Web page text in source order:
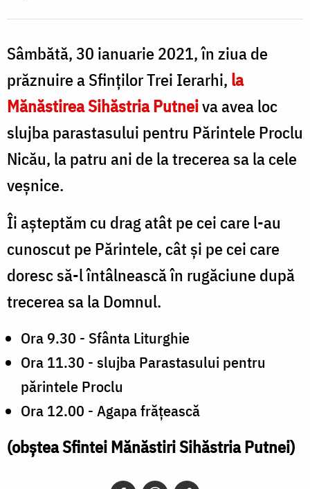
Sâmbătă, 30 ianuarie 2021, în ziua de
prăznuire a Sfinților Trei Ierarhi, la
Mănăstirea Sihăstria Putneiva avea loc
slujba parastasului pentru Părintele Proclu
Nicău, la patru ani de la trecerea sa la cele
veșnice.
Îi aşteptăm cu drag atât pe cei care l-au
cunoscut pe Părintele, cât şi pe cei care
doresc să-l întâlnească în rugăciune după
trecerea sa la Domnul.
Ora 9.30 - Sfânta Liturghie
Ora 11.30 - slujba Parastasului pentru
părintele Proclu
Ora 12.00 - Agapa frățească
(obştea Sfintei Mănăstiri Sihăstria Putnei)